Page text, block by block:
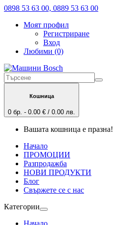
0898 53 63 00, 0889 53 63 00
Моят профил
Регистриране
Вход
Любими (0)
Кошница
0 бр. - 0.00 € / 0.00 лв.
Вашата кошница е празна!
Начало
ПРОМОЦИИ
Разпродажба
НОВИ ПРОДУКТИ
Блог
Свържете се с нас
Категории
Начало